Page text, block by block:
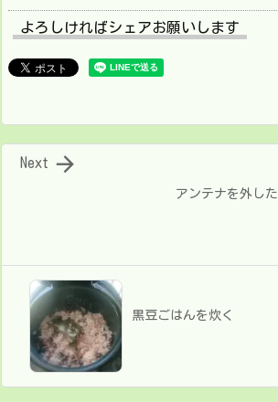
よろしければシェアお願いします
アンテナを外した

Next
黒豆ごはんを炊く